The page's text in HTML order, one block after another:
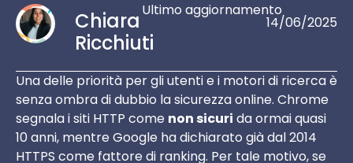
Chiara
Ricchiuti
Ultimo aggiornamento
14/06/2025
Una delle priorità per gli utenti e i motori di ricerca è
senza ombra di dubbio la sicurezza online. Chrome
segnala i siti HTTP come non sicuri da ormai quasi
10 anni, mentre Google ha dichiarato già dal 2014
HTTPS come fattore di ranking. Per tale motivo, se